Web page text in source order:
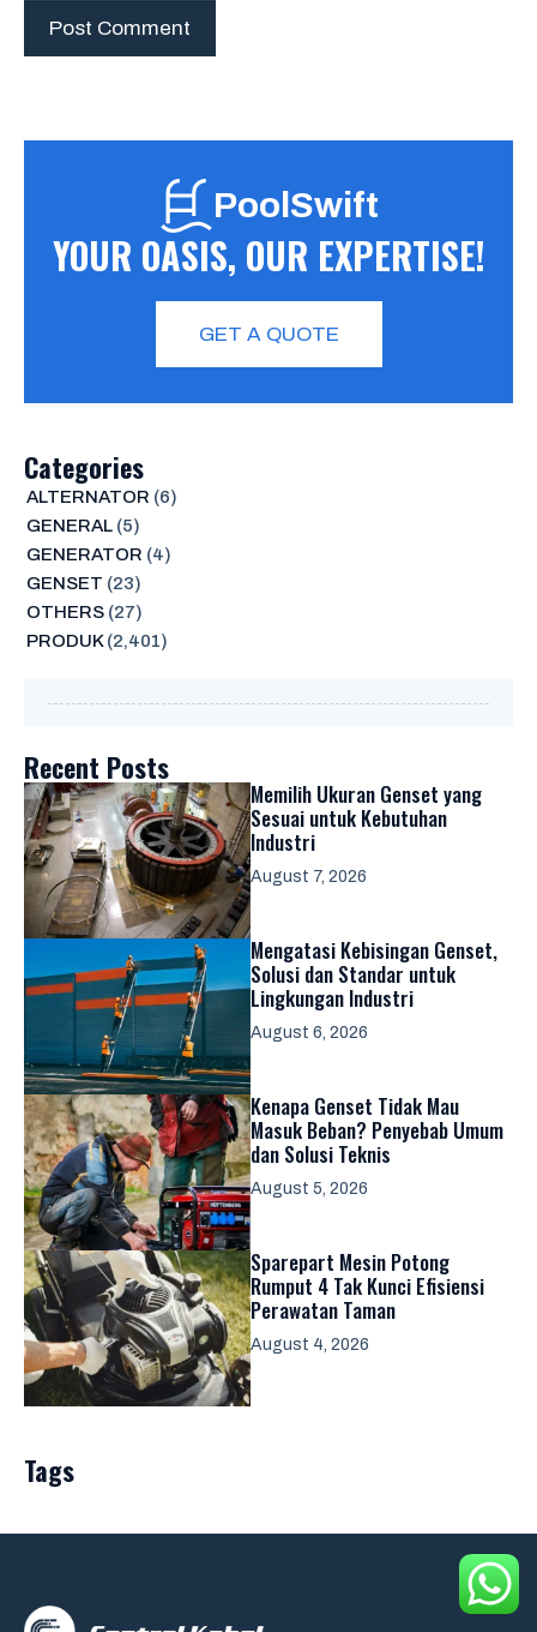
PoolSwift
YOUR OASIS, OUR EXPERTISE!
GET A QUOTE
Categories
ALTERNATOR (6)
GENERAL(5)
GENERATOR (4)
GENSET (23)
OTHERS(27)
PRODUK(2,401)
Recent Posts
Memilih Ukuran Genset yang
Sesuai untuk Kebutuhan
Industri
August 7, 2026
Mengatasi Kebisingan Genset,
Solusi dan Standar untuk
Lingkungan Industri
August 6, 2026
Kenapa Genset Tidak Mau
Masuk Beban? Penyebab Umum
dan Solusi Teknis
August 5, 2026
Sparepart Mesin Potong
Rumput 4 Tak Kunci Efisiensi
Perawatan Taman
August 4, 2026
Tags